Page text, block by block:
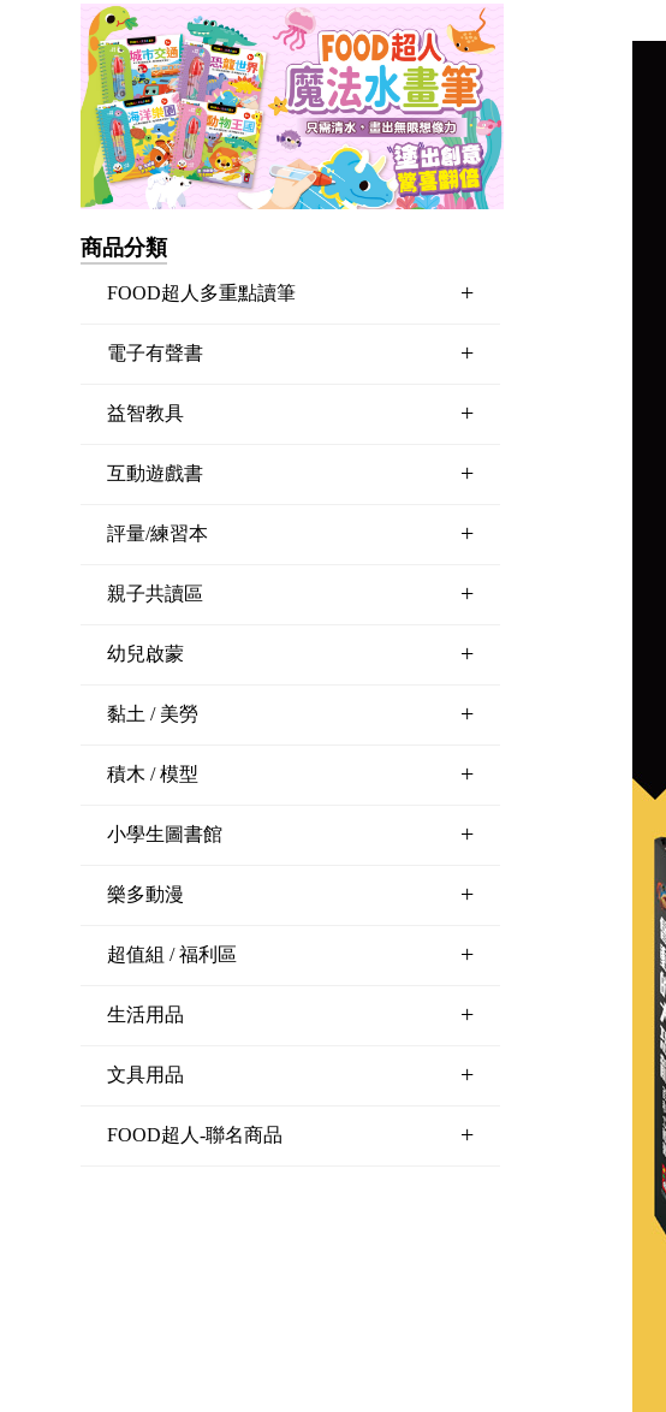
商品分類
FOOD超人多重點讀筆 +
電子有聲書 +
益智教具 +
互動遊戲書 +
評量/練習本 +
親子共讀區 +
幼兒啟蒙 +
黏土 / 美勞 +
積木 / 模型 +
小學生圖書館 +
樂多動漫 +
超值組 / 福利區 +
生活用品 +
文具用品 +
FOOD超人-聯名商品 +